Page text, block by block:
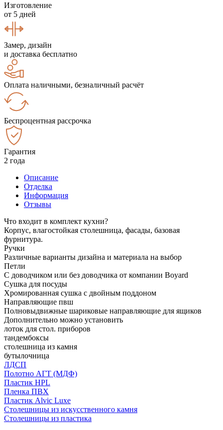
Изготовление
от 5 дней
Замер, дизайн
и доставка бесплатно
Оплата наличными, безналичный расчёт
Беспроцентная рассрочка
Гарантия
2 года
Описание
Отделка
Информация
Отзывы
Что входит в комплект кухни?
Корпус, влагостойкая столешница, фасады, базовая
фурнитура.
Ручки
Различные варианты дизайна и материала на выбор
Петли
С доводчиком или без доводчика от компании Boyard
Сушка для посуды
Хромированная сушка с двойным поддоном
Направляющие пвш
Полновыдвижные шариковые направляющие для ящиков
Дополнительно можно установить
лоток для стол. приборов
тандембоксы
столешница из камня
бутылочница
ЛДСП
Полотно АГТ (МДФ)
Пластик HPL
Пленка ПВХ
Пластик Alvic Luxe
Столешницы из искусственного камня
Столешницы из пластика